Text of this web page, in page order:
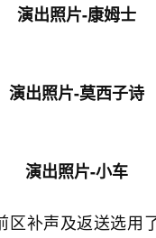
演出照片-康姆士
演出照片-莫西子诗
演出照片-小车
区补声及返送选用